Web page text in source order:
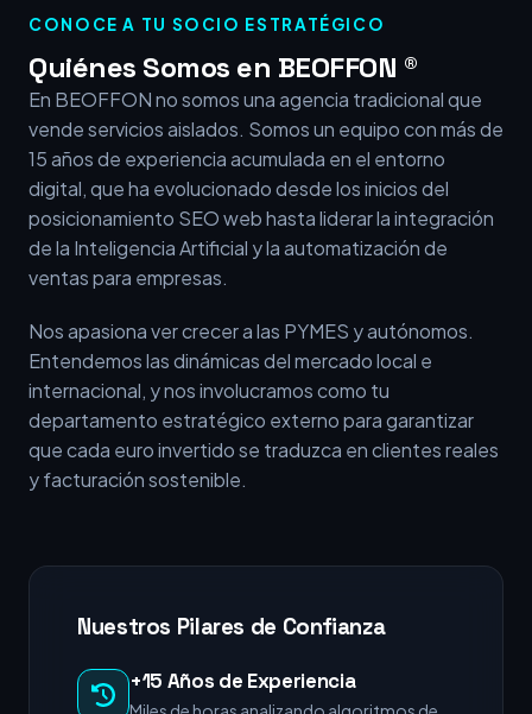
CONOCE A TU SOCIO ESTRATÉGICO
Quiénes Somos en BEOFFON ®
En BEOFFON no somos una agencia tradicional que
vende servicios aislados. Somos un equipo con más de
15 años de experiencia acumulada en el entorno
digital, que ha evolucionado desde los inicios del
posicionamiento SEO web hasta liderar la integración
de la Inteligencia Artificial y la automatización de
ventas para empresas.
Nos apasiona ver crecer a las PYMES y autónomos.
Entendemos las dinámicas del mercado local e
internacional, y nos involucramos como tu
departamento estratégico externo para garantizar
que cada euro invertido se traduzca en clientes reales
y facturación sostenible.
Nuestros Pilares de Confianza
+15 Años de Experiencia